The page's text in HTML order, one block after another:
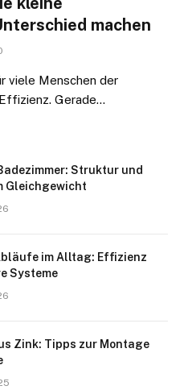
machen
viele Menschen der
Gerade…
Struktur und
Gleichgewicht
im Alltag: Effizienz
Systeme
Zink: Tipps zur Montage